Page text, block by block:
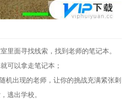
里面寻找线索，找到老师的笔记本。
可以拿走笔记本；
机出现的老师，让你的挑战充满紧张刺
逃出学校。